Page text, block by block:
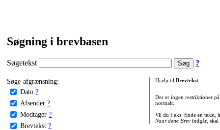
Søgning i brevbasen
Søgetekst ?
Søge-afgrænsning:
Dato ?
Afsender ?
Modtager ?
Brevtekst ?
Hjælp til Brevtekst:
Der er ingen restriktioner
normalt.
Vil du f.eks. finde en tekst,
Naar dette Brevindgår, skal